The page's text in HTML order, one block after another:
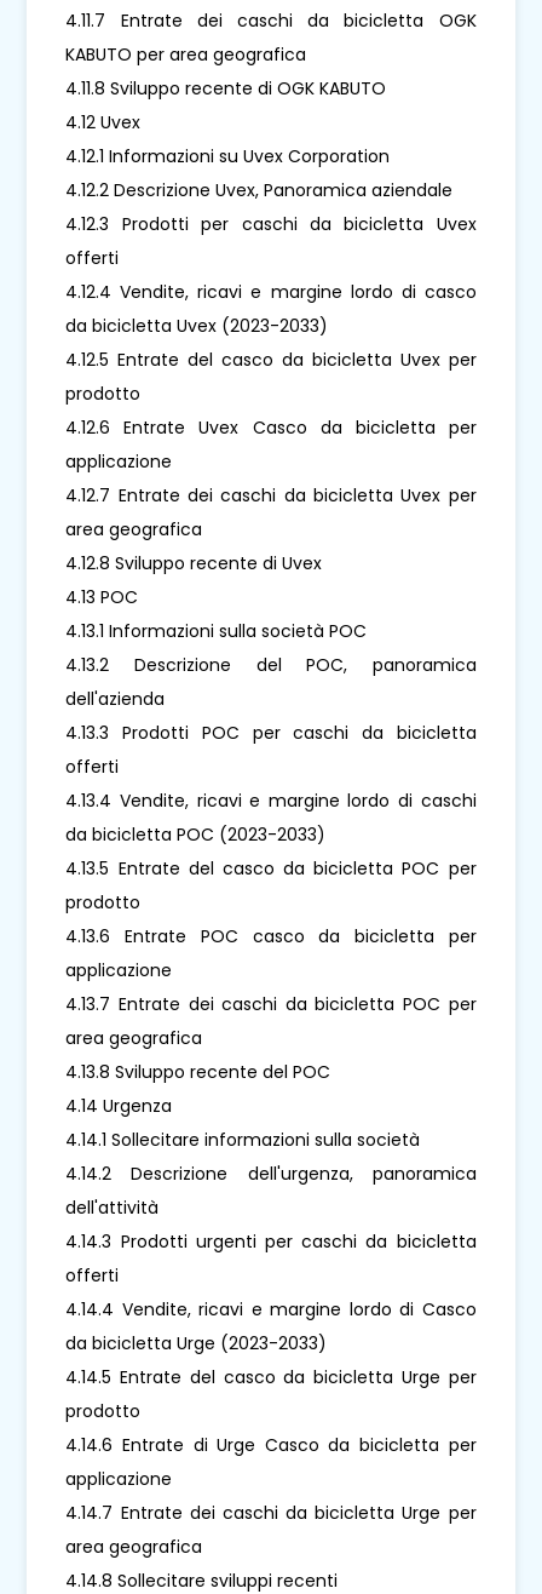
4.11.7 Entrate dei caschi da bicicletta OGK
KABUTO per area geografica
4.11.8 Sviluppo recente di OGK KABUTO
4.12 Uvex
4.12.1 Informazioni su Uvex Corporation
4.12.2 Descrizione Uvex, Panoramica aziendale
4.12.3 Prodotti per caschi da bicicletta Uvex
offerti
4.12.4 Vendite, ricavi e margine lordo di casco
da bicicletta Uvex (2023-2033)
4.12.5 Entrate del casco da bicicletta Uvex per
prodotto
4.12.6 Entrate Uvex Casco da bicicletta per
applicazione
4.12.7 Entrate dei caschi da bicicletta Uvex per
area geografica
4.12.8 Sviluppo recente di Uvex
4.13 POC
4.13.1 Informazioni sulla società POC
4.13.2 Descrizione del POC, panoramica
dell'azienda
4.13.3 Prodotti POC per caschi da bicicletta
offerti
4.13.4 Vendite, ricavi e margine lordo di caschi
da bicicletta POC (2023-2033)
4.13.5 Entrate del casco da bicicletta POC per
prodotto
4.13.6 Entrate POC casco da bicicletta per
applicazione
4.13.7 Entrate dei caschi da bicicletta POC per
area geografica
4.13.8 Sviluppo recente del POC
4.14 Urgenza
4.14.1 Sollecitare informazioni sulla società
4.14.2 Descrizione dell'urgenza, panoramica
dell'attività
4.14.3 Prodotti urgenti per caschi da bicicletta
offerti
4.14.4 Vendite, ricavi e margine lordo di Casco
da bicicletta Urge (2023-2033)
4.14.5 Entrate del casco da bicicletta Urge per
prodotto
4.14.6 Entrate di Urge Casco da bicicletta per
applicazione
4.14.7 Entrate dei caschi da bicicletta Urge per
area geografica
4.14.8 Sollecitare sviluppi recenti